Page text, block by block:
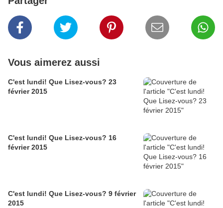
Vous aimerez aussi
C'est lundi! Que Lisez-vous? 23
février 2015
C'est lundi! Que Lisez-vous? 16
février 2015
C'est lundi! Que Lisez-vous? 9 février
2015